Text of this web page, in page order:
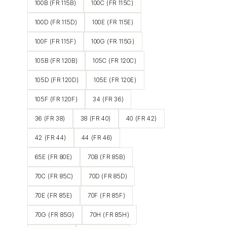
100B (FR 115B) 100C (FR 115C)
100D (FR 115D) 100E (FR 115E)
100F (FR 115F) 100G (FR 115G)
105B (FR 120B) 105C (FR 120C)
105D (FR 120D) 105E (FR 120E)
105F (FR 120F) 34 (FR 36)
36 (FR 38) 38 (FR 40) 40 (FR 42)
42 (FR 44) 44 (FR 46)
65E (FR 80E) 70B (FR 85B)
70C (FR 85C) 70D (FR 85D)
70E (FR 85E) 70F (FR 85F)
70G (FR 85G) 70H (FR 85H)